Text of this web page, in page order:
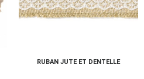
RUBAN JUTE ET DENTELLE